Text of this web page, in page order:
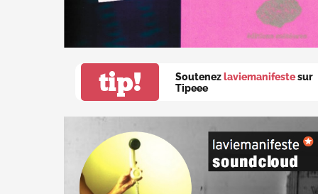
tip! Soutenez laviemanifestesur
Tipeee